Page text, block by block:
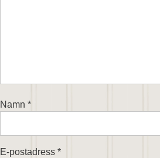
Namn *
E-postadress *